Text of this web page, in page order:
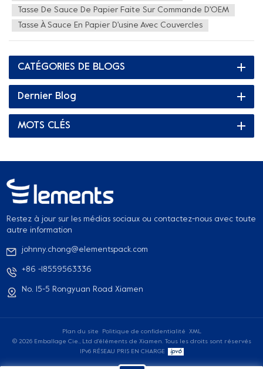
proviennent du pressage à chaud pendant notre processus
de production pour assurer l'adhérence étroite entre les
papiers. La sauce est complète. 2. Couverture en papier
sauce, nous avons également produit des couvercles assortis
qui peuvent s'adapter parfaitement aux pots à sauce, ce qui
permet un emballage à emporter. Imaginez que pendant le
trajet, nos coupelles à sauce ne feront pas fuir la sauce à
cause des chocs. 3. Écologique et biodégradableNos coupelles
à sauce peuvent être recyclées après utilisation. En raison des
ressources publiques dans le recyclage. 4. Communiquez la
valeur de votre marqueLes gobelets à sauce que nous
marque et l'impression de style, ce qui signifie que vous pouvez
votre influence sur le marché, rendre vos produits plus
populaires, gagner en compétitivité sur le marché.
Tasse De Sauce De Papier Faite Sur Commande D'OEM
Tasse À Sauce En Papier D'usine Avec Couvercles
CATÉGORIES DE BLOGS
Dernier Blog
MOTS CLÉS
Restez à jour sur les médias sociaux ou contactez-nous avec toute
autre information
johnny.chong@elementspack.com
+86 -18559563336
No. 15-5 Rongyuan Road Xiamen
Plan du site Politique de confidentialité
XML
© 2026 Emballage Cie., Ltd d'éléments de Xiamen. Tous les droits sont réservés
IPv6 RÉSEAU PRIS EN CHARGE